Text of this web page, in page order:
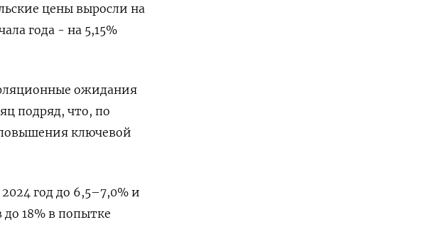
цены выросли на
года - на 5,15%
ожидания
подряд, что, по
ключевой
год до 6,5–7,0% и
18% в попытке